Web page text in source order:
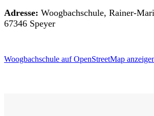
Adresse: Woogbachschule, Rainer-
67346 Speyer
Woogbachschule auf OpenStreetMap